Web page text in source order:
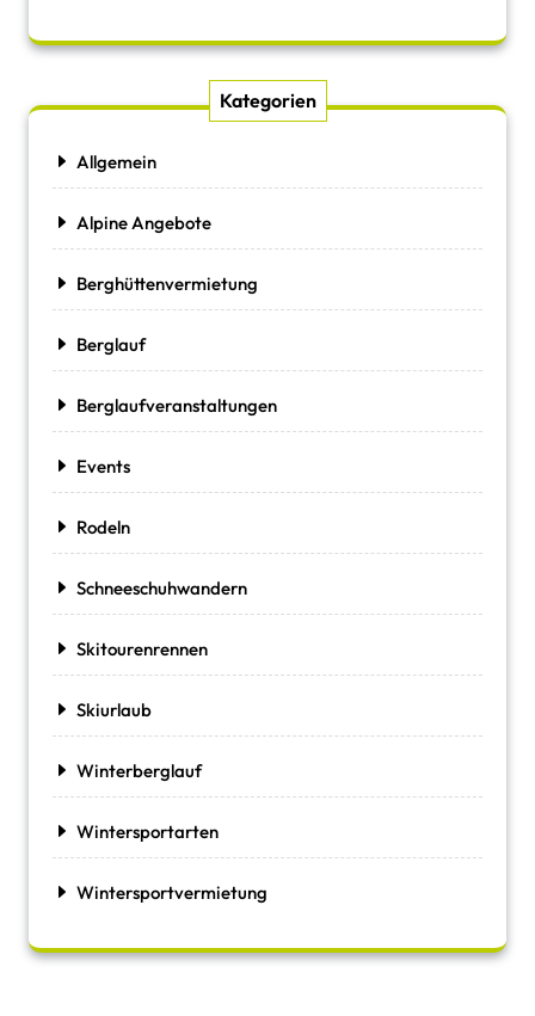
Kategorien
Allgemein
Alpine Angebote
Berghüttenvermietung
Berglauf
Berglaufveranstaltungen
Events
Rodeln
Schneeschuhwandern
Skitourenrennen
Skiurlaub
Winterberglauf
Wintersportarten
Wintersportvermietung